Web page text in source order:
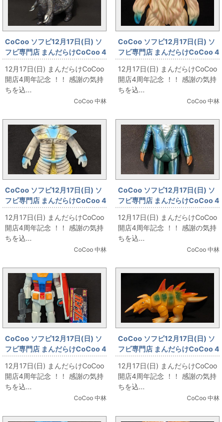
CoCoo ソフビ12月17日(日) ソ
フビ専門店 まんだらけCoCoo 4
周年記念 「マーミット 世紀の大
怪獣シリーズ ジャンボキング/ク
リア紫成型」
12月17日(日) まんだらけCoCoo
開店4周年記念 ！！ 感謝の気持
ちを込...
CoCoo 中林
CoCoo ソフビ12月17日(日) ソ
フビ専門店 まんだらけCoCoo 4
周年記念 「マーミット 世紀の大
怪獣シリーズ/怪獣天国 ウー 蓄
光成型」
12月17日(日) まんだらけCoCoo
開店4周年記念 ！！ 感謝の気持
ちを込...
CoCoo 中林
CoCoo ソフビ12月17日(日) ソ
フビ専門店 まんだらけCoCoo 4
周年記念 「ベアモデル オール怪
獣コレクション コダイゴン グレ
ー成型」
12月17日(日) まんだらけCoCoo
開店4周年記念 ！！ 感謝の気持
ちを込...
CoCoo 中林
CoCoo ソフビ12月17日(日) ソ
フビ専門店 まんだらけCoCoo 4
周年記念 「マーミット 世紀の大
怪獣シリーズ メイツ星人」
12月17日(日) まんだらけCoCoo
開店4周年記念 ！！ 感謝の気持
ちを込...
CoCoo 中林
CoCoo ソフビ12月17日(日) ソ
フビ専門店 まんだらけCoCoo 4
周年記念 「D+C RX78-2 ガンダ
ム ライフルシールド プラモ成型
色カラー」
12月17日(日) まんだらけCoCoo
開店4周年記念 ！！ 感謝の気持
ちを込...
CoCoo 中林
CoCoo ソフビ12月17日(日) ソ
フビ専門店 まんだらけCoCoo 4
周年記念 「マーミット 世紀の大
怪獣シリーズ ザイゴン/オレンジ
成型」
12月17日(日) まんだらけCoCoo
開店4周年記念 ！！ 感謝の気持
ちを込...
CoCoo 中林